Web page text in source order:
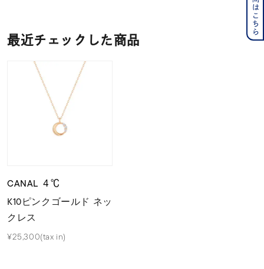
最近チェックした商品
CANAL ４℃
K10ピンクゴールド ネッ
クレス
¥25,300(tax in)